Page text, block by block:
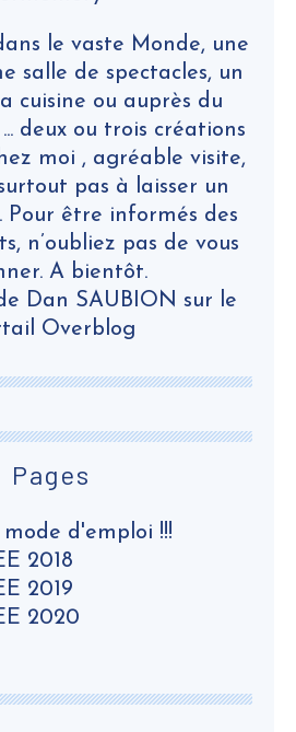
Pages
mode d'emploi !!!
2018
2019
2020
le vaste Monde, une
salle de spectacles, un
cuisine ou auprès du
deux ou trois créations
moi , agréable visite,
pas à laisser un
Pour être informés des
n’oubliez pas de vous
A bientôt.
Dan SAUBION sur le
Overblog